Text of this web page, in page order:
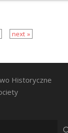
next »
Historyczne